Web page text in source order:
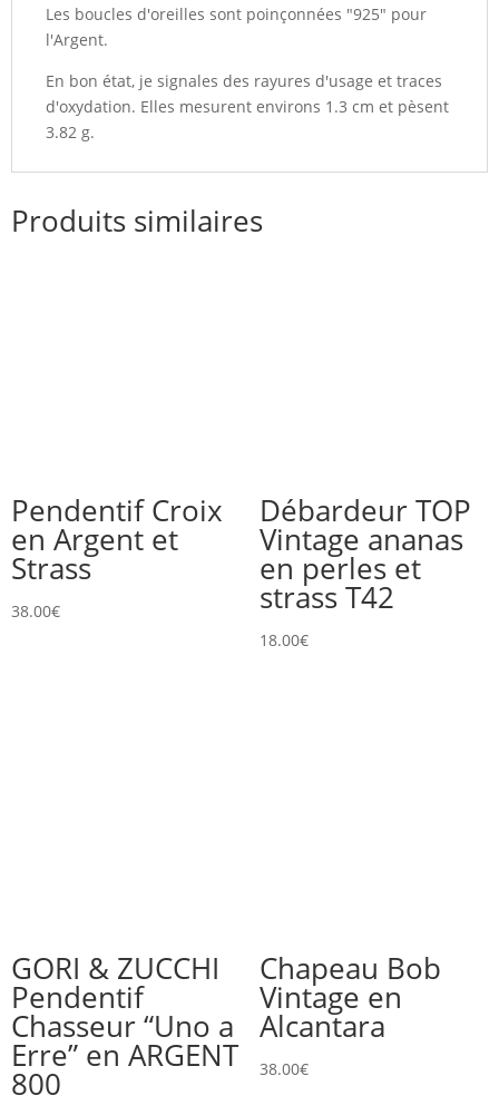
Les boucles d'oreilles sont poinçonnées "925" pour
l'Argent.
En bon état, je signales des rayures d'usage et traces
d'oxydation. Elles mesurent environs 1.3 cm et pèsent
3.82 g.
Produits similaires
Pendentif Croix
en Argent et
Strass
38.00€
Débardeur TOP
Vintage ananas
en perles et
strass T42
18.00€
GORI & ZUCCHI
Pendentif
Chasseur “Uno a
Erre” en ARGENT
800
Chapeau Bob
Vintage en
Alcantara
38.00€